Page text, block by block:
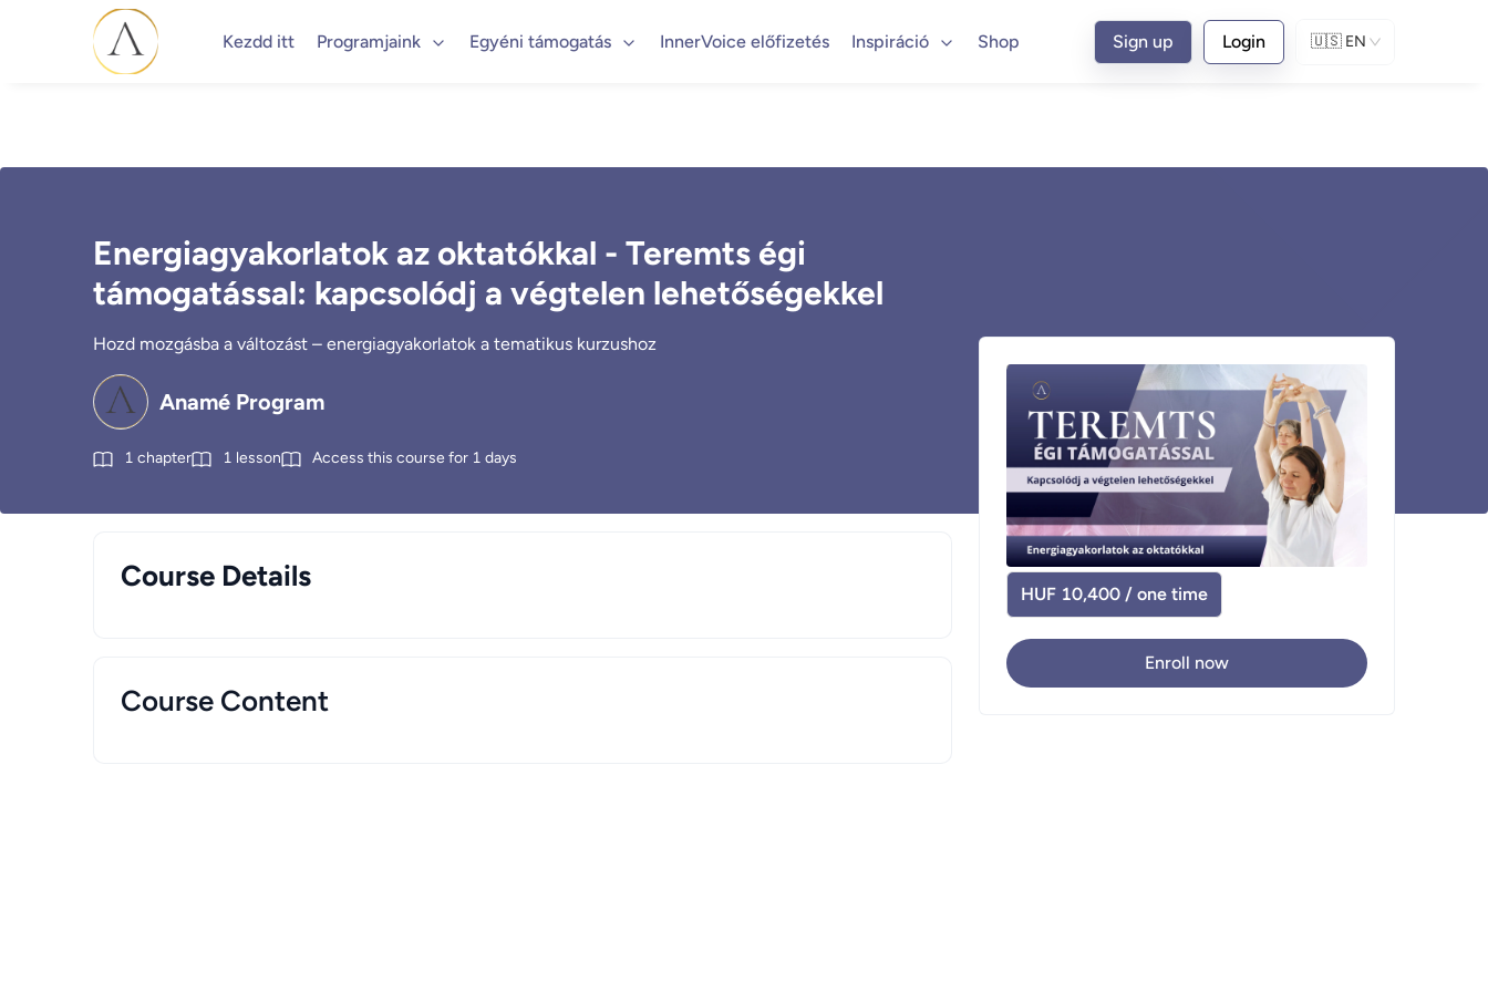
Kezdd itt Programjaink Egyéni támogatás InnerVoice előfizetés Inspiráció Shop Sign up Login 🇺🇸 EN
Energiagyakorlatok az oktatókkal - Teremts égi
támogatással: kapcsolódj a végtelen lehetőségekkel
Hozd mozgásba a változást – energiagyakorlatok a tematikus kurzushoz
Anamé Program
1 chapter 1 lesson Access this course for 1 days
Course Details
Course Content
HUF 10,400 / one time
Enroll now